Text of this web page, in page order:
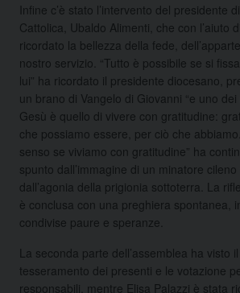
Infine c’è stato l’intervento del presidente
Cattolica, Ubaldo Alimenti, che con l’aiuto
ricordato la bellezza della fede,
nostro servizio. “Tutto è possibile se si
lui” ha ricordato il presidente diocesano,
un brano di Vangelo di Giovanni “e uno
Gesù è quello di vivere con gratitudine:
che possiamo essere, per ciò che
senso se viviamo con gratitudine” ha
spunto dall’immagine di un minatore
dall’agonia della prigionia sottoterra. La
è conclusa con una preghiera spontanea,
condivise paure e speranze.
La seconda parte dell’assemblea ha visto
tesseramento dei presenti e le votazione
responsabili, mentre Elisa Palazzi è stata